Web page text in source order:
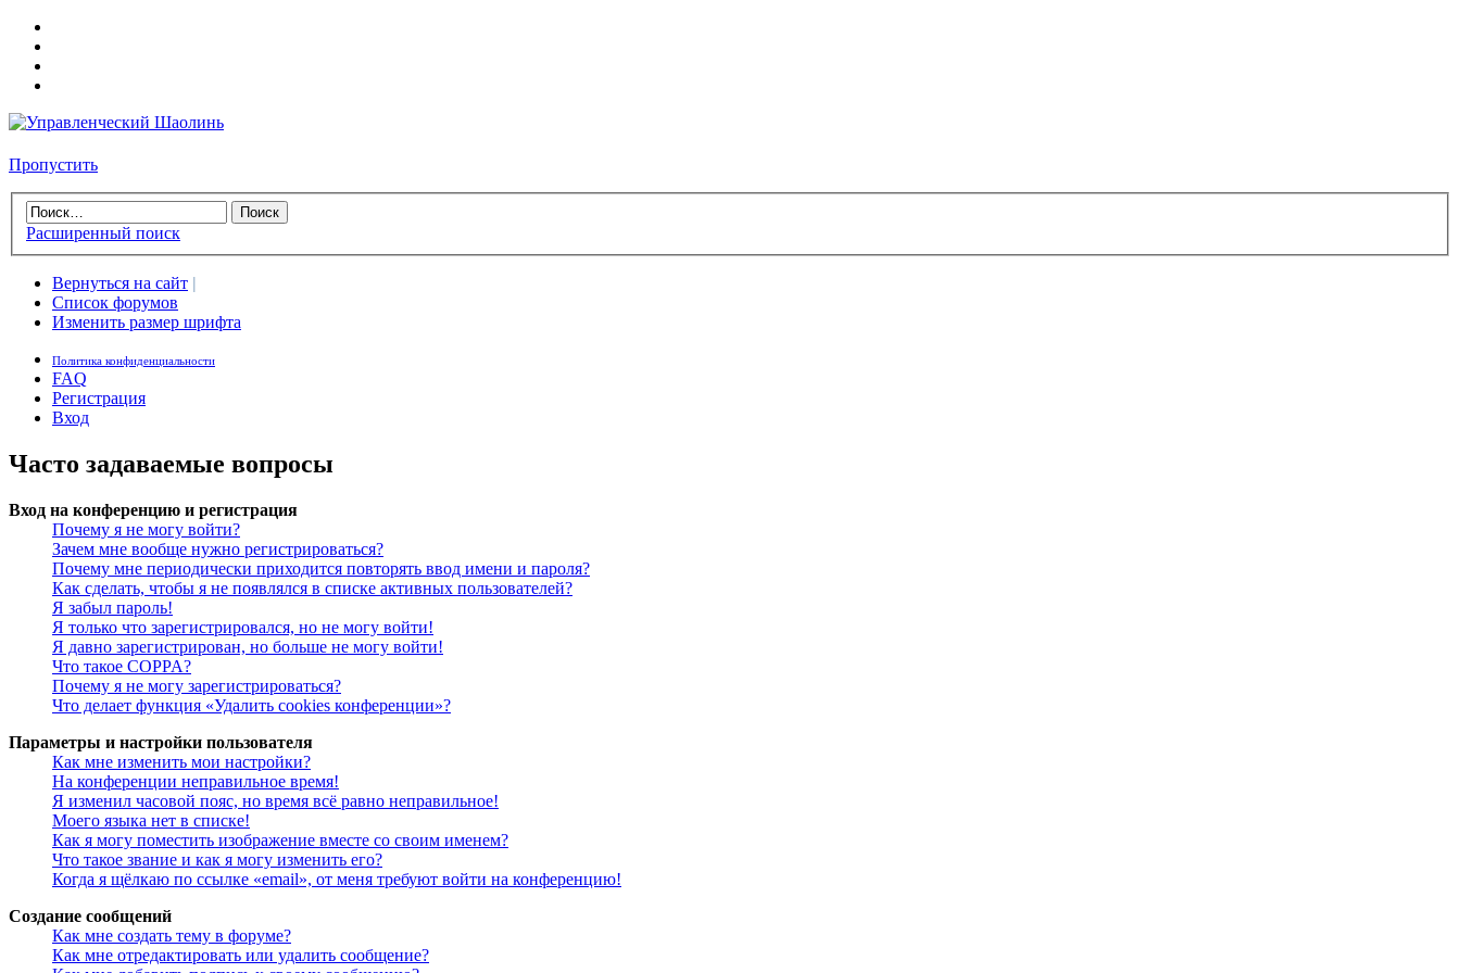
Пропустить
Расширенный поиск
Вернуться на сайт |
Список форумов
Изменить размер шрифта
Политика конфиденциальности
FAQ
Регистрация
Вход
Часто задаваемые вопросы
Вход на конференцию и регистрация
Почему я не могу войти?
Зачем мне вообще нужно регистрироваться?
Почему мне периодически приходится повторять ввод имени и пароля?
Как сделать, чтобы я не появлялся в списке активных пользователей?
Я забыл пароль!
Я только что зарегистрировался, но не могу войти!
Я давно зарегистрирован, но больше не могу войти!
Что такое COPPA?
Почему я не могу зарегистрироваться?
Что делает функция «Удалить cookies конференции»?
Параметры и настройки пользователя
Как мне изменить мои настройки?
На конференции неправильное время!
Я изменил часовой пояс, но время всё равно неправильное!
Моего языка нет в списке!
Как я могу поместить изображение вместе со своим именем?
Что такое звание и как я могу изменить его?
Когда я щёлкаю по ссылке «email», от меня требуют войти на конференцию!
Создание сообщений
Как мне создать тему в форуме?
Как мне отредактировать или удалить сообщение?